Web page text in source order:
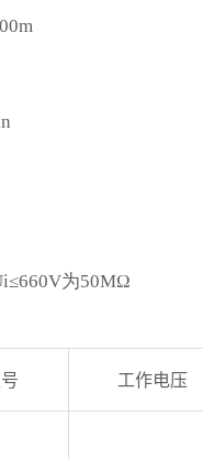
为50MΩ
工作电压